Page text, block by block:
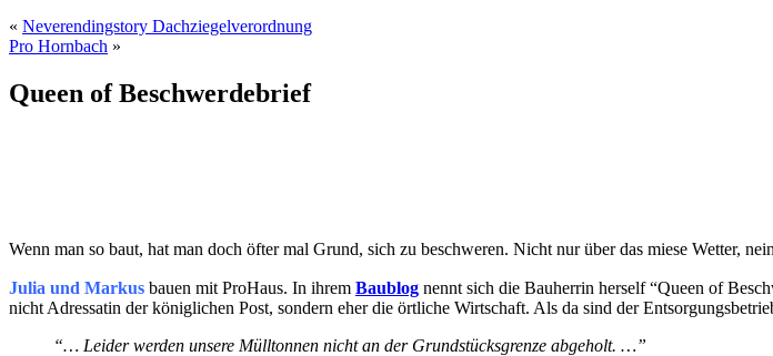
« Neverendingstory Dachziegelverordnung
Pro Hornbach »
Queen of Beschwerdebrief
Wenn man so baut, hat man doch öfter mal Grund, sich zu beschweren. Nicht nur über das miese Wetter,
Julia und Markus bauen mit ProHaus. In ihrem Baublog nennt sich die Bauherrin herself “Queen of
nicht Adressatin der königlichen Post, sondern eher die örtliche Wirtschaft. Als da sind der
“… Leider werden unsere Mülltonnen nicht an der Grundstücksgrenze abgeholt. …”